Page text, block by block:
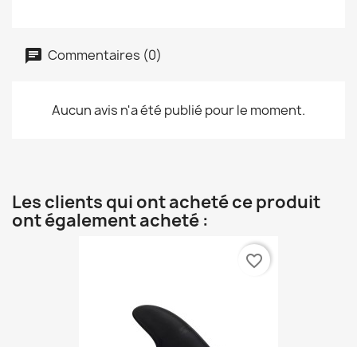
Commentaires (0)
Aucun avis n'a été publié pour le moment.
Les clients qui ont acheté ce produit
ont également acheté :
favorite_border